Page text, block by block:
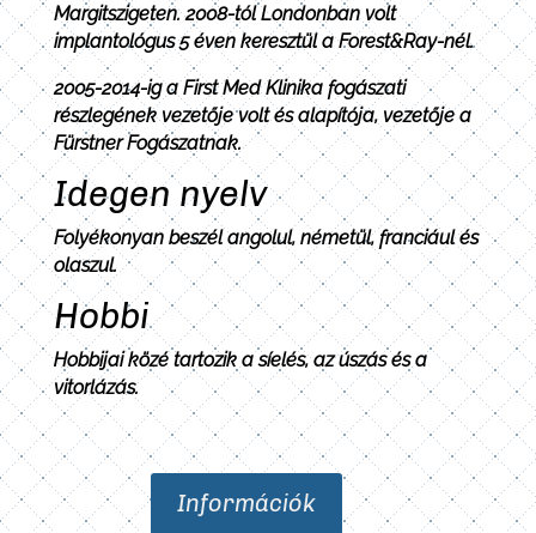
Margitszigeten. 2008-tól Londonban volt
implantológus 5 éven keresztül a Forest&Ray-nél.
2005-2014-ig a First Med Klinika fogászati
részlegének vezetője volt és alapítója, vezetője a
Fürstner Fogászatnak.
Idegen nyelv
Folyékonyan beszél angolul, németül, franciául és
olaszul.
Hobbi
Hobbijai közé tartozik a síelés, az úszás és a
vitorlázás.
Információk